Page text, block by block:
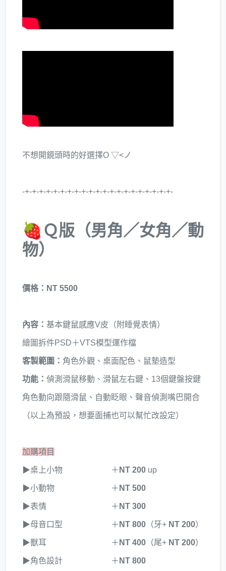
不想開鏡頭時的好選擇O ▽<ノ
-+-+-+-+-+-+-+-+-+-+-+-+-+-+-+-+-+-+-+-+-+-
🍓 Ｑ版（男角／女角／動
物）
價格：NT 5500
內容： 基本鍵鼠感應V皮（附睡覺表情）
繪圖拆件PSD＋VTS模型運作檔
客製範圍： 角色外觀、桌面配色、鼠墊造型
功能： 偵測滑鼠移動、滑鼠左右鍵、13個鍵盤按鍵
角色動向跟隨滑鼠、自動眨眼、聲音偵測嘴巴開合
（以上為預設，想要面捕也可以幫忙改設定）
加購項目
▶桌上小物 ＋ NT 200 up
▶小動物 ＋ NT 500
▶表情 ＋ NT 300
▶母音口型 ＋ NT 800 （牙+ NT 200）
▶獸耳 ＋ NT 400 （尾+ NT 200）
▶角色設計 ＋ NT 800